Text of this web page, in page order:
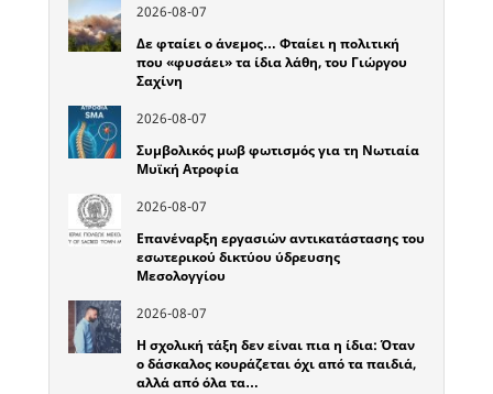
2026-08-07
Δε φταίει ο άνεμος… Φταίει η πολιτική
που «φυσάει» τα ίδια λάθη, του Γιώργου
Σαχίνη
2026-08-07
Συμβολικός μωβ φωτισμός για τη Νωτιαία
Μυϊκή Ατροφία
2026-08-07
Επανέναρξη εργασιών αντικατάστασης του
εσωτερικού δικτύου ύδρευσης
Μεσολογγίου
2026-08-07
Η σχολική τάξη δεν είναι πια η ίδια: Όταν
ο δάσκαλος κουράζεται όχι από τα παιδιά,
αλλά από όλα τα…